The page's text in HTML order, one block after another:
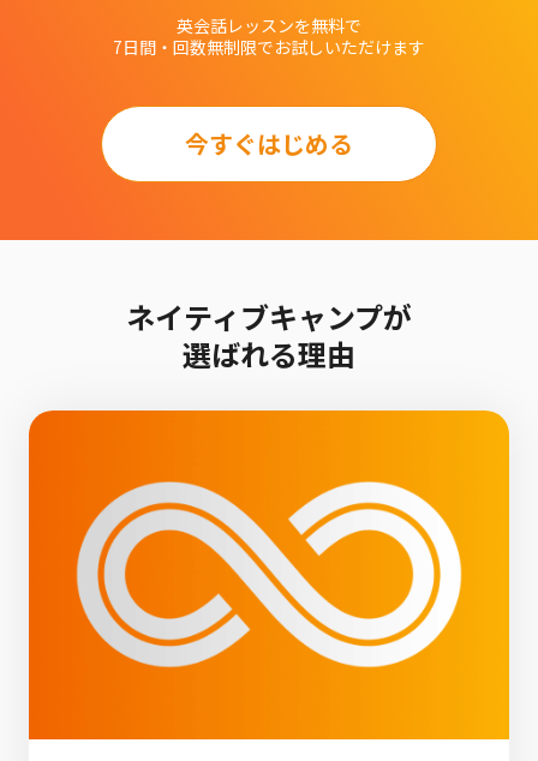
英会話レッスンを無料で
7日間・回数無制限でお試しいただけます
今すぐはじめる
ネイティブキャンプが
選ばれる理由